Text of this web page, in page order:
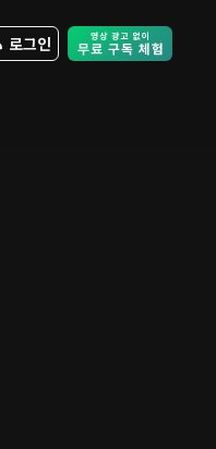
로그인 Free Trial -